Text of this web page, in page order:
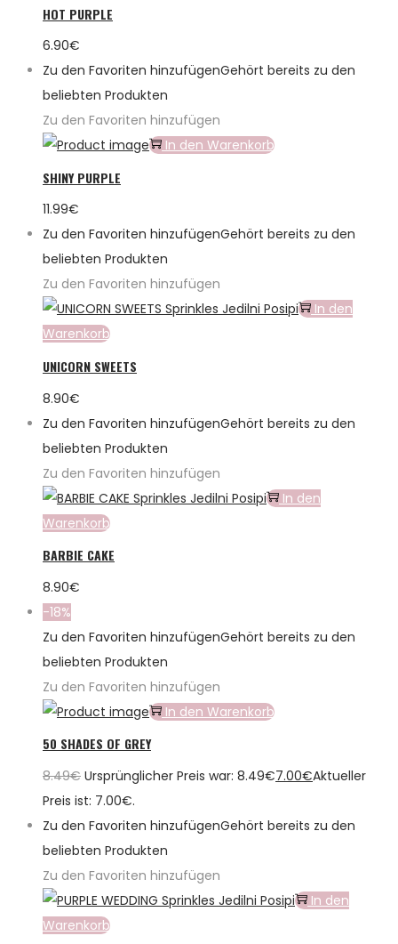
HOT PURPLE
6.90€
Zu den Favoriten hinzufügenGehört bereits zu den
beliebten Produkten
Zu den Favoriten hinzufügen
In den Warenkorb
SHINY PURPLE
11.99€
Zu den Favoriten hinzufügenGehört bereits zu den
beliebten Produkten
Zu den Favoriten hinzufügen
In den
Warenkorb
UNICORN SWEETS
8.90€
Zu den Favoriten hinzufügenGehört bereits zu den
beliebten Produkten
Zu den Favoriten hinzufügen
In den
Warenkorb
BARBIE CAKE
8.90€
-18%
Zu den Favoriten hinzufügenGehört bereits zu den
beliebten Produkten
Zu den Favoriten hinzufügen
In den Warenkorb
50 SHADES OF GREY
8.49€ Ursprünglicher Preis war: 8.49€7.00€Aktueller
Preis ist: 7.00€.
Zu den Favoriten hinzufügenGehört bereits zu den
beliebten Produkten
Zu den Favoriten hinzufügen
In den
Warenkorb